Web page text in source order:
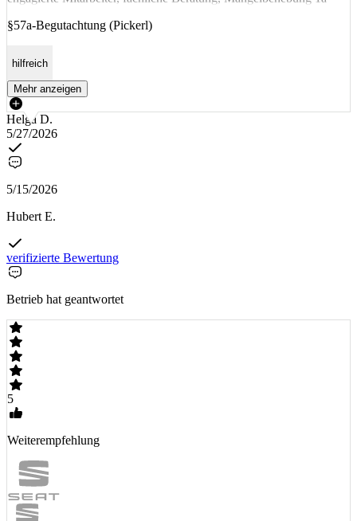
§57a-Begutachtung (Pickerl)
hilfreich
Mehr anzeigen
Helga D.
5/27/2026
5/15/2026
Hubert E.
verifizierte Bewertung
Betrieb hat geantwortet
5
Weiterempfehlung